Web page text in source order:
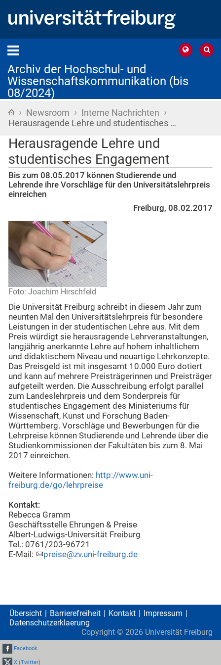
Archiv der Hochschul- und
Wissenschaftskommunikation (bis
08/2024)
Startseite
› Newsroom › Interne Nachrichten ›
Herausragende Lehre und studentisches …
Herausragende Lehre und
studentisches Engagement
Bis zum 08.05.2017 können Studierende und
Lehrende ihre Vorschläge für den Universitätslehrpreis
einreichen
Freiburg, 08.02.2017
Foto: Joachim Hirschfeld
Die Universität Freiburg schreibt in diesem Jahr zum
neunten Mal den Universitätslehrpreis für besondere
Leistungen in der studentischen Lehre aus. Mit dem
Preis würdigt sie herausragende Lehrveranstaltungen,
langjährig anerkannte Lehre auf hohem inhaltlichem
und didaktischem Niveau und neuartige Lehrkonzepte.
Das Preisgeld ist mit insgesamt 10.000 Euro dotiert
und kann auf mehrere Preisträgerinnen und Preisträger
aufgeteilt werden. Die Ausschreibung erfolgt parallel
zum Landeslehrpreis und dem Sonderpreis für
studentisches Engagement des Ministeriums für
Wissenschaft, Kunst und Forschung Baden-
Württemberg. Vorschläge und Bewerbungen für die
Lehrpreise können Studierende und Lehrende über die
Studienkommissionen der Fakultäten bis zum 8. Mai
2017 einreichen.
Weitere Informationen: http://www.uni-
freiburg.de/go/lehrpreise
Kontakt:
Rebecca Gramm
Geschäftsstelle Ehrungen & Preise
Albert-Ludwigs-Universität Freiburg
Tel.: 0761/203-96721
E-Mail:
preise@zv.uni-freiburg.de
Übersicht Barrierefreiheit Kontakt
Impressum
Datenschutzerklaerung
Copyright © 2026 Universität Freiburg
Facebook
X (Twitter)